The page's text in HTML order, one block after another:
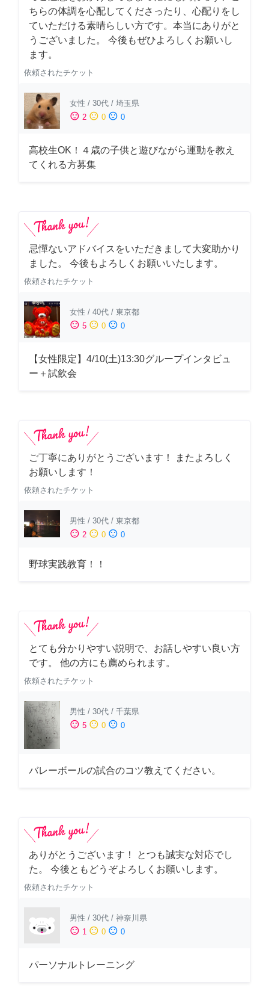
ちらの体調を心配してくださったり、心配りをし
ていただける素晴らしい方です。本当にありがと
うございました。 今後もぜひよろしくお願いし
ます。
依頼されたチケット
女性 / 30代 / 埼玉県
sentiment_satisfied 2 sentiment_neutral 0 sentiment_dissatisfied 0
高校生OK！４歳の子供と遊びながら運動を教え
てくれる方募集
忌憚ないアドバイスをいただきまして大変助かり
ました。 今後もよろしくお願いいたします。
依頼されたチケット
女性 / 40代 / 東京都
sentiment_satisfied 5 sentiment_neutral 0 sentiment_dissatisfied 0
【女性限定】4/10(土)13:30グループインタビュ
ー＋試飲会
ご丁寧にありがとうございます！ またよろしく
お願いします！
依頼されたチケット
男性 / 30代 / 東京都
sentiment_satisfied 2 sentiment_neutral 0 sentiment_dissatisfied 0
野球実践教育！！
とても分かりやすい説明で、お話しやすい良い方
です。 他の方にも薦められます。
依頼されたチケット
男性 / 30代 / 千葉県
sentiment_satisfied 5 sentiment_neutral 0 sentiment_dissatisfied 0
バレーボールの試合のコツ教えてください。
ありがとうございます！ とつも誠実な対応でし
た。 今後ともどうぞよろしくお願いします。
依頼されたチケット
男性 / 30代 / 神奈川県
sentiment_satisfied 1 sentiment_neutral 0 sentiment_dissatisfied 0
パーソナルトレーニング